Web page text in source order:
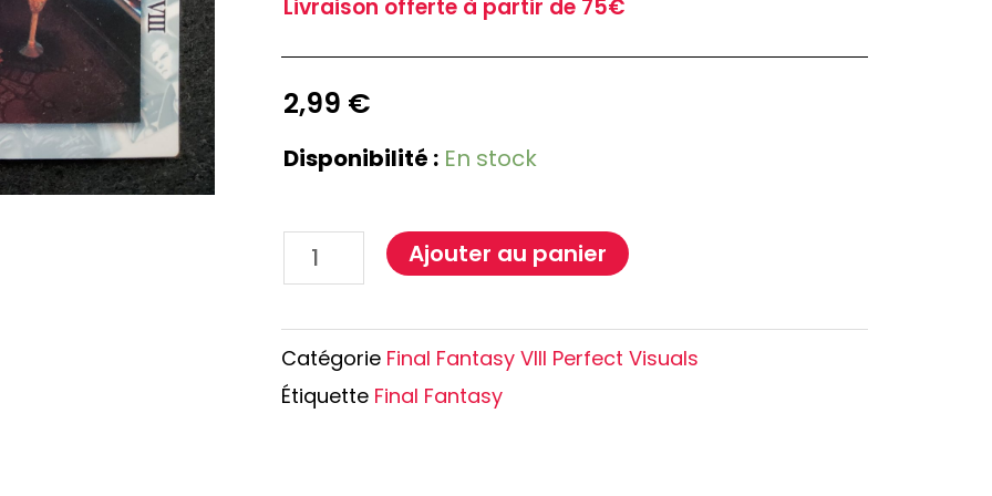
Conan
Haikyu!!
Overlord
Oshi no Ko
Livraison offerte à partir de 75€
2,99 €
Disponibilité : En stock
Ajouter au panier
Catégorie Final Fantasy VIII Perfect Visuals
Étiquette Final Fantasy